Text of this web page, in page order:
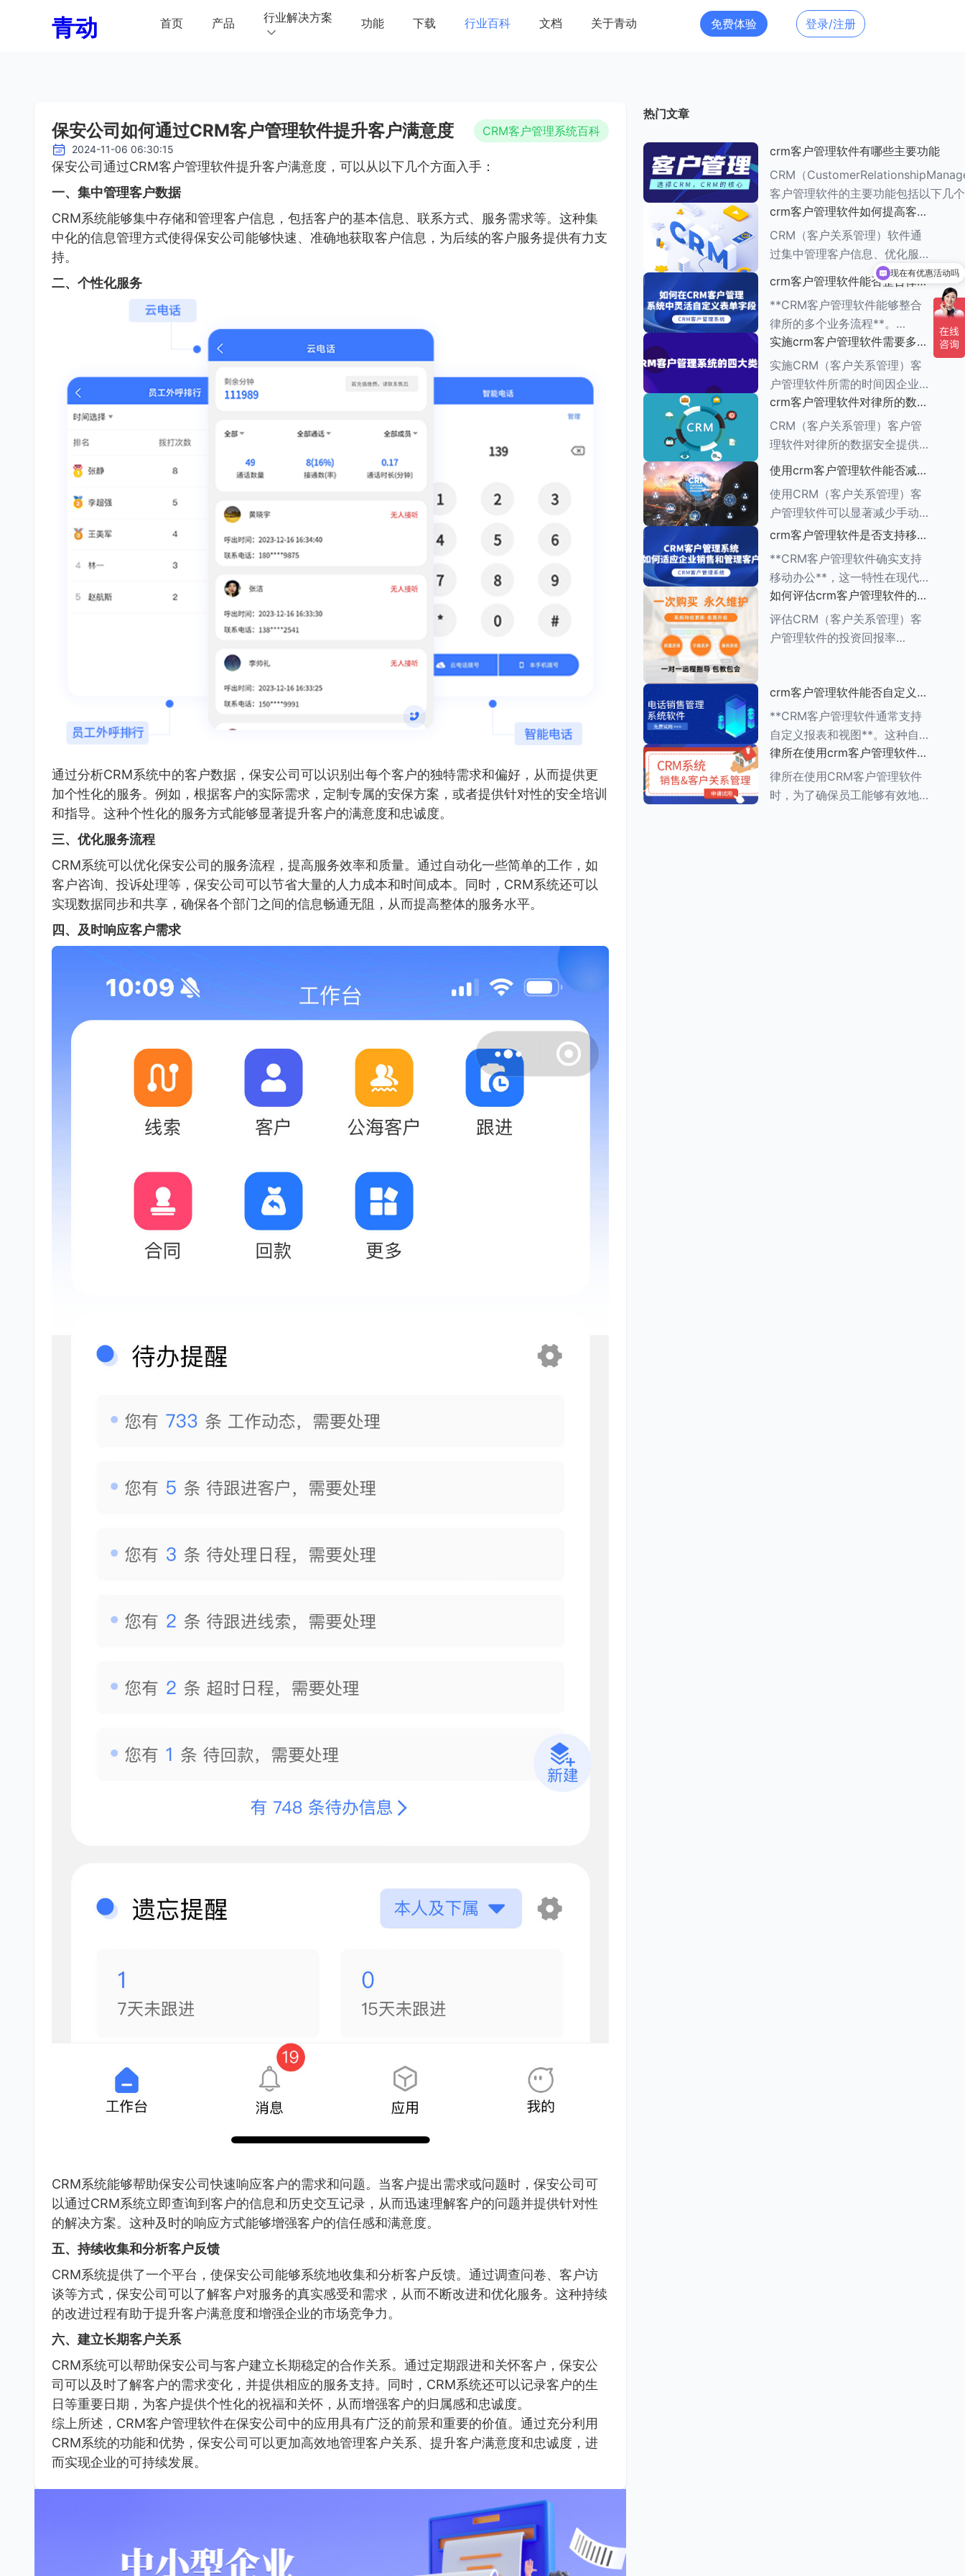
青动 首页 产品 行业解决方案 功能 下载 行业百科 文档 关于青动 免费体验 登录/注册
保安公司如何通过CRM客户管理软件提升客户满意度 CRM客户管理系统百科
2024-11-06 06:30:15
保安公司通过CRM客户管理软件提升客户满意度，可以从以下几个方面入手：
一、集中管理客户数据
CRM系统能够集中存储和管理客户信息，包括客户的基本信息、联系方式、服务需求等。这种集
中化的信息管理方式使得保安公司能够快速、准确地获取客户信息，为后续的客户服务提供有力支
持。
二、个性化服务
通过分析CRM系统中的客户数据，保安公司可以识别出每个客户的独特需求和偏好，从而提供更
加个性化的服务。例如，根据客户的实际需求，定制专属的安保方案，或者提供针对性的安全培训
和指导。这种个性化的服务方式能够显著提升客户的满意度和忠诚度。
三、优化服务流程
CRM系统可以优化保安公司的服务流程，提高服务效率和质量。通过自动化一些简单的工作，如
客户咨询、投诉处理等，保安公司可以节省大量的人力成本和时间成本。同时，CRM系统还可以
实现数据同步和共享，确保各个部门之间的信息畅通无阻，从而提高整体的服务水平。
四、及时响应客户需求
CRM系统能够帮助保安公司快速响应客户的需求和问题。当客户提出需求或问题时，保安公司可
以通过CRM系统立即查询到客户的信息和历史交互记录，从而迅速理解客户的问题并提供针对性
的解决方案。这种及时的响应方式能够增强客户的信任感和满意度。
五、持续收集和分析客户反馈
CRM系统提供了一个平台，使保安公司能够系统地收集和分析客户反馈。通过调查问卷、客户访
谈等方式，保安公司可以了解客户对服务的真实感受和需求，从而不断改进和优化服务。这种持续
的改进过程有助于提升客户满意度和增强企业的市场竞争力。
六、建立长期客户关系
CRM系统可以帮助保安公司与客户建立长期稳定的合作关系。通过定期跟进和关怀客户，保安公
司可以及时了解客户的需求变化，并提供相应的服务支持。同时，CRM系统还可以记录客户的生
日等重要日期，为客户提供个性化的祝福和关怀，从而增强客户的归属感和忠诚度。
综上所述，CRM客户管理软件在保安公司中的应用具有广泛的前景和重要的价值。通过充分利用
CRM系统的功能和优势，保安公司可以更加高效地管理客户关系、提升客户满意度和忠诚度，进
而实现企业的可持续发展。
热门文章
crm客户管理软件有哪些主要功能
CRM（
客户管理软件的主要功能包括以下几
###一、客户信息管理 CRM系统的核心功能是
客户信息管理
crm客户管理软件如何提高客户
满意度
CRM（客户关系管理）软件通
过集中管理客户信息、优化服务
流程、提供个性化服务等多种方
式，能够有效提高客户满意度。
以下是一些具体的方法： ###
一、集中管理客户信息 CRM软
件
crm客户管理软件能否整合律所
的多个业务流程
**CRM客户管理软件能够整合
律所的多个业务流程**。
CRM（客户关系管理）管理软
件的功能多种多样，旨在帮助企
业有效管理与客户之间的互动，
增强客户满意度，提升销售业
绩。以下是对CR
实施crm客户管理软件需要多长
时间
实施CRM（客户关系管理）客
户管理软件所需的时间因企业的
具体需求、系统复杂程度、企业
规模以及资源分配情况而异。一
般来说，整个实施周期可以分为
也有所不同。
crm客户管理软件对律所的数据
安全有何保障措施
CRM（客户关系管理）客户管
理软件对律所的数据安全提供了
一系列保障措施，这些措施旨在
和可用性。以下是一些关键的保
障措施： ###数据加密与存储
安全
使用crm客户管理软件能否减少
手动输入数据的工作量
使用CRM（客户关系管理）客
户管理软件可以显著减少手动输
入数据的工作量，原因如下：
1.**自动化数据收集**： -CRM
系统通常具有自动化数据捕获功
能，能够从多个来源
crm客户管理软件是否支持移动
办公
**CRM客户管理软件确实支持
移动办公**，这一特性在现代企
业管理中具有重要意义。以下是
对CRM客户管理软件支持移动
办公的详细阐述： ###一、移
如何评估crm客户管理软件的投
资回报率
评估CRM（客户关系管理）客
户管理软件的投资回报率
实施前后企业多个方面的比较和
分析。以下是一个详细的评估步
骤： ###
crm客户管理软件能否自定义报
表和视图
**CRM客户管理软件通常支持
自定义报表和视图**。这种自定
义功能使得企业能够根据自身的
业务需求，灵活调整和优化
CRM系统的数据展示方式，从
律所在使用crm客户管理软件
时，员工需要接受哪些培训
律所在使用CRM客户管理软件
时，为了确保员工能够有效地利
可以介绍下你们的产品么
现在有优惠活动吗